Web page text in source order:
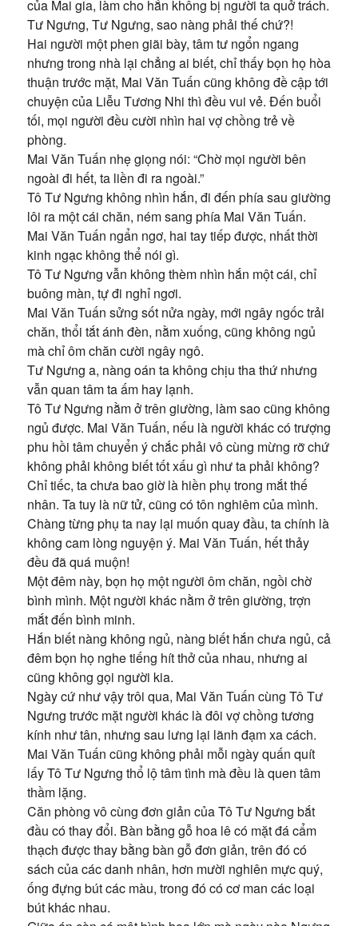
của Mai gia, làm cho hắn không bị người ta quở trách.
Tư Ngưng, Tư Ngưng, sao nàng phải thế chứ?!
Hai người một phen giãi bày, tâm tư ngổn ngang
nhưng trong nhà lại chẳng ai biết, chỉ thấy bọn họ hòa
thuận trước mặt, Mai Văn Tuấn cũng không đề cập tới
chuyện của Liễu Tương Nhi thì đều vui vẻ. Đến buổi
tối, mọi người đều cười nhìn hai vợ chồng trẻ về
phòng.
Mai Văn Tuấn nhẹ giọng nói: “Chờ mọi người bên
ngoài đi hết, ta liền đi ra ngoài.”
Tô Tư Ngưng không nhìn hắn, đi đến phía sau giường
lôi ra một cái chăn, ném sang phía Mai Văn Tuấn.
Mai Văn Tuấn ngẩn ngơ, hai tay tiếp được, nhất thời
kinh ngạc không thể nói gì.
Tô Tư Ngưng vẫn không thèm nhìn hắn một cái, chỉ
buông màn, tự đi nghỉ ngơi.
Mai Văn Tuấn sửng sốt nửa ngày, mới ngây ngốc trải
chăn, thổi tắt ánh đèn, nằm xuống, cũng không ngủ
mà chỉ ôm chăn cười ngây ngô.
Tư Ngưng a, nàng oán ta không chịu tha thứ nhưng
vẫn quan tâm ta ấm hay lạnh.
Tô Tư Ngưng nằm ở trên giường, làm sao cũng không
ngủ được. Mai Văn Tuấn, nếu là người khác có trượng
phu hồi tâm chuyển ý chắc phải vô cùng mừng rỡ chứ
không phải không biết tốt xấu gì như ta phải không?
Chỉ tiếc, ta chưa bao giờ là hiền phụ trong mắt thế
nhân. Ta tuy là nữ tử, cũng có tôn nghiêm của mình.
Chàng từng phụ ta nay lại muốn quay đầu, ta chính là
không cam lòng nguyện ý. Mai Văn Tuấn, hết thảy
đều đã quá muộn!
Một đêm này, bọn họ một người ôm chăn, ngồi chờ
bình mình. Một người khác nằm ở trên giường, trợn
mắt đến bình minh.
Hắn biết nàng không ngủ, nàng biết hắn chưa ngủ, cả
đêm bọn họ nghe tiếng hít thở của nhau, nhưng ai
cũng không gọi người kia.
Ngày cứ như vậy trôi qua, Mai Văn Tuấn cùng Tô Tư
Ngưng trước mặt người khác là đôi vợ chồng tương
kính như tân, nhưng sau lưng lại lãnh đạm xa cách.
Mai Văn Tuấn cũng không phải mỗi ngày quấn quít
lấy Tô Tư Ngưng thổ lộ tâm tình mà đều là quen tâm
thầm lặng.
Căn phòng vô cùng đơn giản của Tô Tư Ngưng bắt
đầu có thay đổi. Bàn bằng gỗ hoa lê có mặt đá cẩm
thạch được thay bằng bàn gỗ đơn giản, trên đó có
sách của các danh nhân, hơn mười nghiên mực quý,
ống đựng bút các màu, trong đó có cơ man các loại
bút khác nhau.